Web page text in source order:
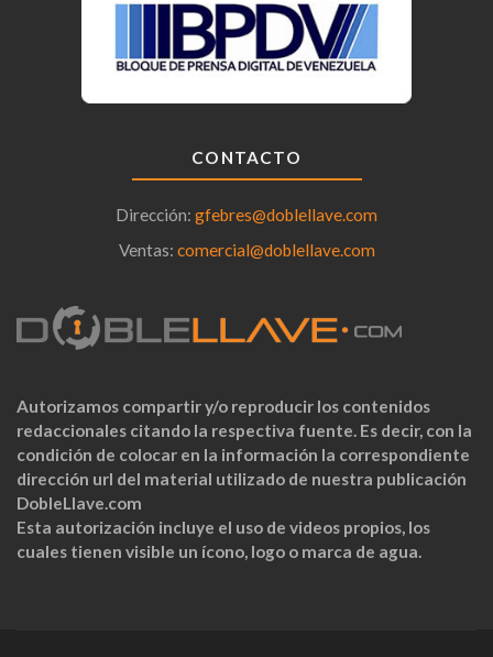
CONTACTO
Dirección: gfebres@doblellave.com
Ventas: comercial@doblellave.com
Autorizamos compartir y/o reproducir los contenidos
redaccionales citando la respectiva fuente. Es decir, con la
condición de colocar en la información la correspondiente
dirección url del material utilizado de nuestra publicación
DobleLlave.com
Esta autorización incluye el uso de videos propios, los
cuales tienen visible un ícono, logo o marca de agua.